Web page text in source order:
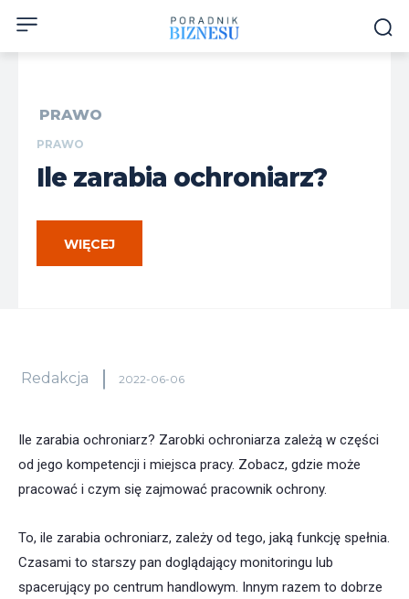
PRAWO
PRAWO
Ile zarabia ochroniarz?
WIĘCEJ
Redakcja 2022-06-06
Ile zarabia ochroniarz? Zarobki ochroniarza zależą w części
od jego kompetencji i miejsca pracy. Zobacz, gdzie może
pracować i czym się zajmować pracownik ochrony.
To, ile zarabia ochroniarz, zależy od tego, jaką funkcję spełnia.
Czasami to starszy pan doglądający monitoringu lub
spacerujący po centrum handlowym. Innym razem to dobrze